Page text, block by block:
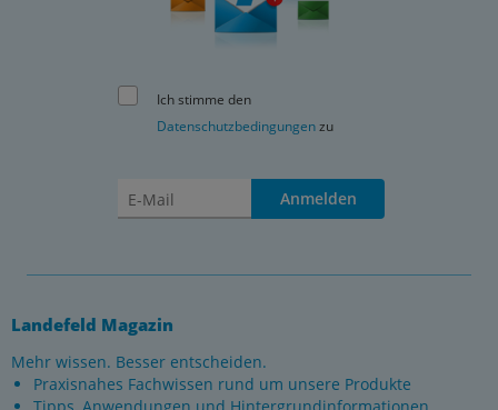
Ich stimme den
Datenschutzbedingungenzu
Anmelden
Landefeld Magazin
Mehr wissen. Besser entscheiden.
Praxisnahes Fachwissen rund um unsere Produkte